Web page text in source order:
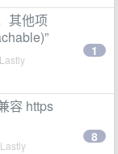
其他项
1
容 https
8